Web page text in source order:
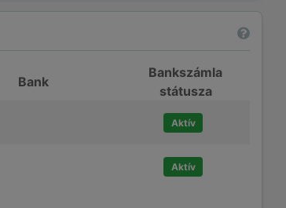
Bank
Bankszámla
státusza
Aktív
Aktív